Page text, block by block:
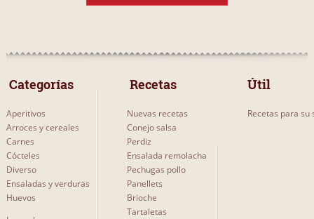
Categorías
Aperitivos
Arroces y cereales
Carnes
Cócteles
Diverso
Ensaladas y verduras
Huevos
Recetas
Nuevas recetas
Conejo salsa
Perdiz
Ensalada remolacha
Pechugas pollo
Panellets
Brioche
Tartaletas
Útil
Recetas para su